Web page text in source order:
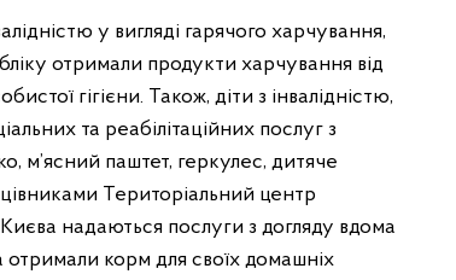
у вигляді гарячого харчування,
отримали продукти харчування від
гігієни. Також, діти з інвалідністю,
та реабілітаційних послуг з
м’ясний паштет, геркулес, дитяче
Територіальний центр
надаються послуги з догляду вдома
отримали корм для своїх домашніх